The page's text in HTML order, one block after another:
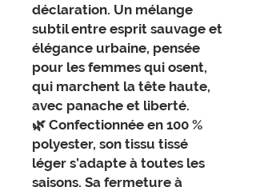
déclaration. Un mélange
subtil entre esprit sauvage et
élégance urbaine, pensée
pour les femmes qui osent,
qui marchent la tête haute,
avec panache et liberté.
🌿 Confectionnée en 100 %
polyester, son tissu tissé
léger s’adapte à toutes les
saisons. Sa fermeture à